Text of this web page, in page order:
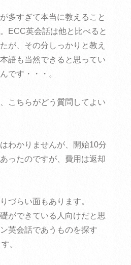
多すぎて本当に教えること
ECC英会話は他と比べると
が、その分しっかりと教え
語も当然できると思ってい
です・・・。
こちらがどう質問してよい
わかりませんが、開始10分
ったのですが、費用は返却
づらい面もあります。
ができている人向けだと思
英会話であうものを探す
。